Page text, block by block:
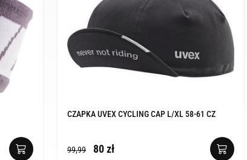
CZAPKA UVEX CYCLING CAP L/XL 58-61 CZ
99,99 80 zł